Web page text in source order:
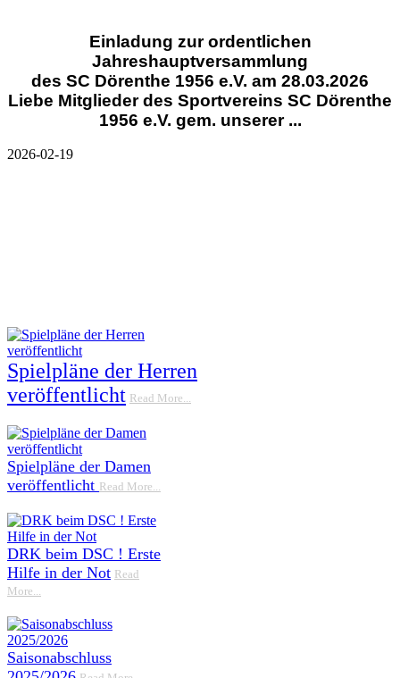
Einladung zur ordentlichen
Jahreshauptversammlung
des SC Dörenthe 1956 e.V. am 28.03.2026
Liebe Mitglieder des Sportvereins SC Dörenthe
1956 e.V. gem. unserer ...
2026-02-19
Spielpläne der Herren
veröffentlicht Read More...
Spielpläne der Damen
veröffentlicht Read More...
DRK beim DSC ! Erste
Hilfe in der Not Read
More...
Saisonabschluss